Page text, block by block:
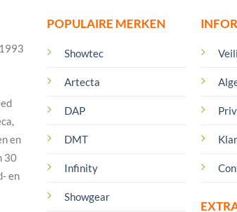
en
30
en
POPULAIRE MERKEN
Showtec
Artecta
DAP
DMT
Infinity
Showgear